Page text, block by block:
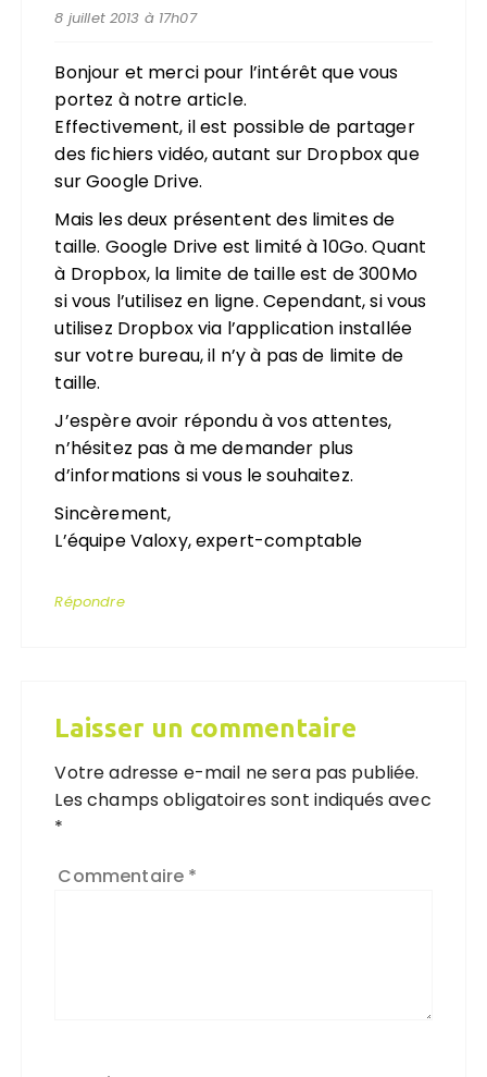
8 juillet 2013 à 17h07
Bonjour et merci pour l’intérêt que vous
portez à notre article.
Effectivement, il est possible de partager
des fichiers vidéo, autant sur Dropbox que
sur Google Drive.
Mais les deux présentent des limites de
taille. Google Drive est limité à 10Go. Quant
à Dropbox, la limite de taille est de 300Mo
si vous l’utilisez en ligne. Cependant, si vous
utilisez Dropbox via l’application installée
sur votre bureau, il n’y à pas de limite de
taille.
J’espère avoir répondu à vos attentes,
n’hésitez pas à me demander plus
d’informations si vous le souhaitez.
Sincèrement,
L’équipe Valoxy, expert-comptable
Répondre
Laisser un commentaire
Votre adresse e-mail ne sera pas publiée.
Les champs obligatoires sont indiqués avec
*
Commentaire *